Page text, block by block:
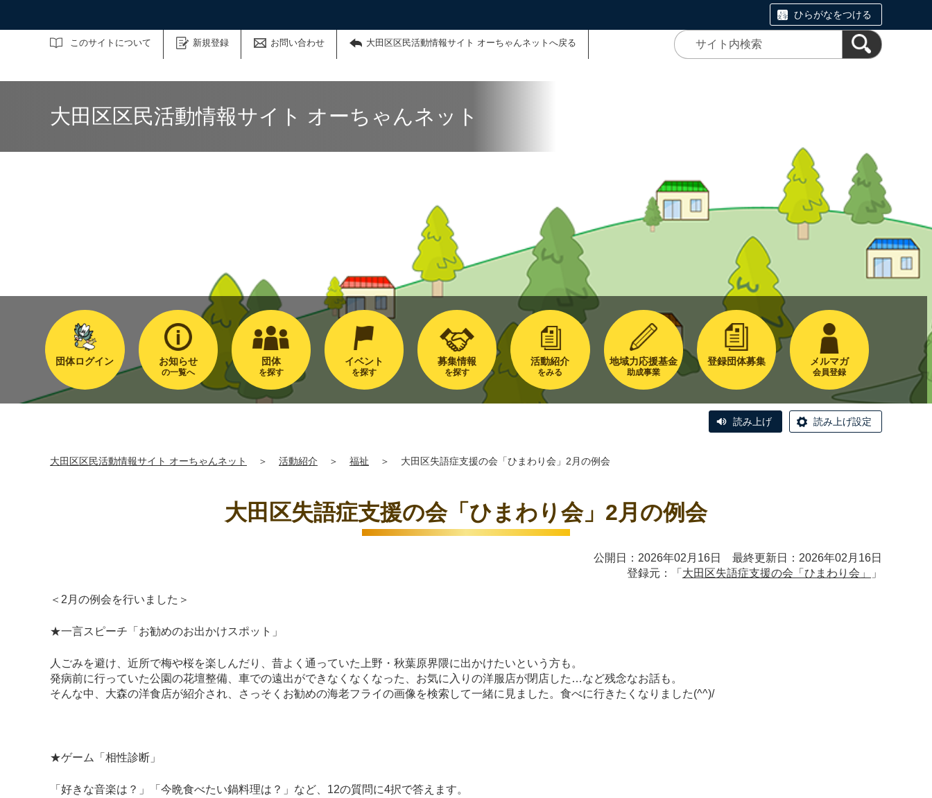
ひらがなをつける
このサイトについて 新規登録 お問い合わせ 大田区区民活動情報サイト オーちゃんネットへ戻る
サイト内検索
大田区区民活動情報サイト オーちゃんネット
団体ログイン お知らせ
の一覧へ
団体
を探す
イベント
を探す
募集情報
を探す
活動紹介
をみる
地域力応援基金
助成事業
登録団体募集 メルマガ
会員登録
読み上げ 読み上げ設定
大田区区民活動情報サイト オーちゃんネット ＞ 活動紹介 ＞ 福祉 ＞ 大田区失語症支援の会「ひまわり会」2月の例会
大田区失語症支援の会「ひまわり会」2月の例会
公開日：2026年02月16日 最終更新日：2026年02月16日
登録元：「 大田区失語症支援の会「ひまわり会」 」
＜2月の例会を行いました＞
★一言スピーチ「お勧めのお出かけスポット」
人ごみを避け、近所で梅や桜を楽しんだり、昔よく通っていた上野・秋葉原界隈に出かけたいという方も。
発病前に行っていた公園の花壇整備、車での遠出ができなくなくなった、お気に入りの洋服店が閉店した…など残念なお話も。
そんな中、大森の洋食店が紹介され、さっそくお勧めの海老フライの画像を検索して一緒に見ました。食べに行きたくなりました(^^)/
★ゲーム「相性診断」
「好きな音楽は？」「今晩食べたい鍋料理は？」など、12の質問に4択で答えます。